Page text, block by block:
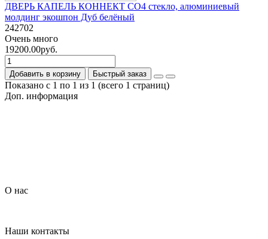
ДВЕРЬ КАПЕЛЬ КОННЕКТ СО4 стекло, алюминиевый
молдинг экошпон Дуб белёный
242702
Очень много
19200.00руб.
Добавить в корзину Быстрый заказ
Показано с 1 по 1 из 1 (всего 1 страниц)
Доп. информация
О нас
Наши контакты